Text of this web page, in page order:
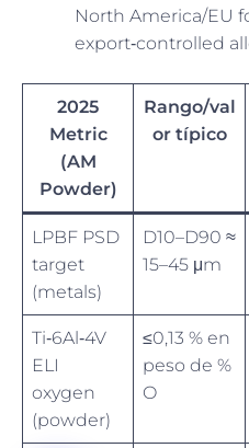
North America/EU
export‑controlled
2025
Metric
(AM
Powder)
Rango/val
or típico
LPBF PSD
target
(metals)
D10–D90 ≈
15–45 μm
Ti‑6Al‑4V
ELI
oxygen
(powder)
≤0,13 % en
peso de %
O